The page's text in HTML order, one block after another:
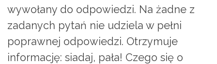
wywołany do odpowiedzi. Na żadne z
zadanych pytań nie udziela w pełni
poprawnej odpowiedzi. Otrzymuje
informację: siadaj, pała! Czego się o